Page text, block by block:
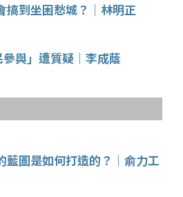
搞到坐困愁城？｜林明正
與」遭質疑｜李成蔭
藍圖是如何打造的？｜俞力工